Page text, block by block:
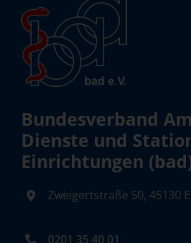
Bundesverband
Dienste und
Einrichtungen
Zweigertstraße 50, 45130
0201 35 40 01